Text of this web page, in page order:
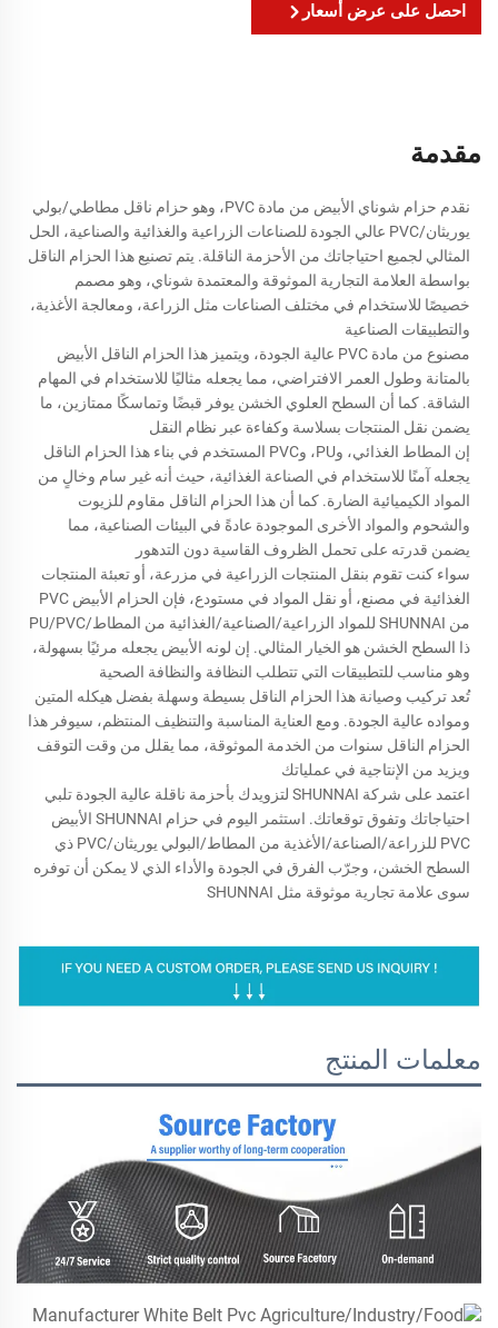
احصل على عرض أسعار
مقدمة
نقدم حزام شوناي الأبيض من مادة PVC، وهو حزام ناقل مطاطي/بولي
يوريثان/PVC عالي الجودة للصناعات الزراعية والغذائية والصناعية، الحل
المثالي لجميع احتياجاتك من الأحزمة الناقلة. يتم تصنيع هذا الحزام الناقل
بواسطة العلامة التجارية الموثوقة والمعتمدة شوناي، وهو مصمم
خصيصًا للاستخدام في مختلف الصناعات مثل الزراعة، ومعالجة الأغذية،
والتطبيقات الصناعية
مصنوع من مادة PVC عالية الجودة، ويتميز هذا الحزام الناقل الأبيض
بالمتانة وطول العمر الافتراضي، مما يجعله مثاليًا للاستخدام في المهام
الشاقة. كما أن السطح العلوي الخشن يوفر قبضًا وتماسكًا ممتازين، ما
يضمن نقل المنتجات بسلاسة وكفاءة عبر نظام النقل
إن المطاط الغذائي، وPU، وPVC المستخدم في بناء هذا الحزام الناقل
يجعله آمنًا للاستخدام في الصناعة الغذائية، حيث أنه غير سام وخالٍ من
المواد الكيميائية الضارة. كما أن هذا الحزام الناقل مقاوم للزيوت
والشحوم والمواد الأخرى الموجودة عادةً في البيئات الصناعية، مما
يضمن قدرته على تحمل الظروف القاسية دون التدهور
سواء كنت تقوم بنقل المنتجات الزراعية في مزرعة، أو تعبئة المنتجات
الغذائية في مصنع، أو نقل المواد في مستودع، فإن الحزام الأبيض PVC
من SHUNNAI للمواد الزراعية/الصناعية/الغذائية من المطاط/PU/PVC
ذا السطح الخشن هو الخيار المثالي. إن لونه الأبيض يجعله مرئيًا بسهولة،
وهو مناسب للتطبيقات التي تتطلب النظافة والنظافة الصحية
تُعد تركيب وصيانة هذا الحزام الناقل بسيطة وسهلة بفضل هيكله المتين
ومواده عالية الجودة. ومع العناية المناسبة والتنظيف المنتظم، سيوفر هذا
الحزام الناقل سنوات من الخدمة الموثوقة، مما يقلل من وقت التوقف
ويزيد من الإنتاجية في عملياتك
اعتمد على شركة SHUNNAI لتزويدك بأحزمة ناقلة عالية الجودة تلبي
احتياجاتك وتفوق توقعاتك. استثمر اليوم في حزام SHUNNAI الأبيض
PVC للزراعة/الصناعة/الأغذية من المطاط/البولي يوريثان/PVC ذي
السطح الخشن، وجرّب الفرق في الجودة والأداء الذي لا يمكن أن توفره
سوى علامة تجارية موثوقة مثل SHUNNAI
معلمات المنتج